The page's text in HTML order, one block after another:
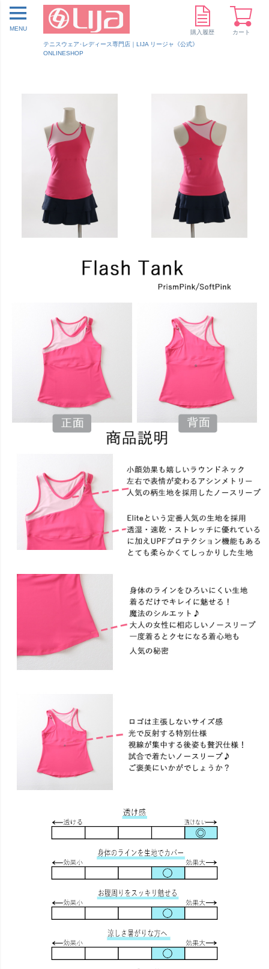
テニスウェア･レディース専門店｜LIJA リージャ《公式》
ONLINESHOP
MENU
購入履歴 カート